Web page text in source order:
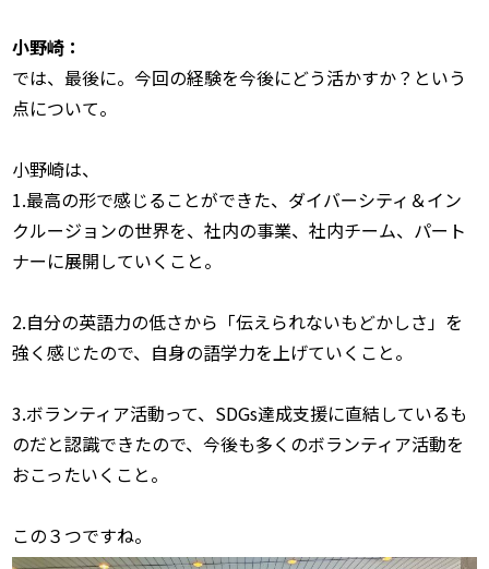
では、最後に。今回の経験を今後にどう活かすか？という
点について。
小野崎は、
1.最高の形で感じることができた、ダイバーシティ＆イン
クルージョンの世界を、社内の事業、社内チーム、パート
ナーに展開していくこと。
2.自分の英語力の低さから「伝えられないもどかしさ」を
強く感じたので、自身の語学力を上げていくこと。
3.ボランティア活動って、SDGs達成支援に直結しているも
のだと認識できたので、今後も多くのボランティア活動を
おこったいくこと。